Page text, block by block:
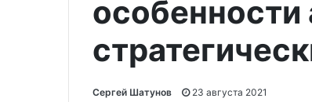
особенности
Сергей Шатунов 23 августа 2021